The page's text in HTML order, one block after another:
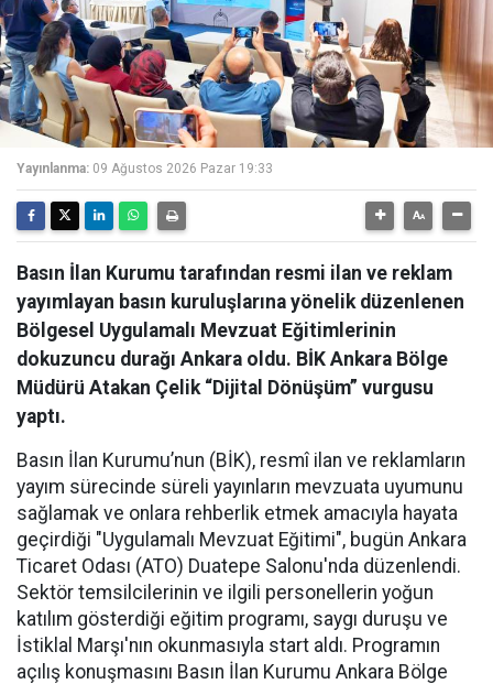
Yayınlanma: 09 Ağustos 2026 Pazar 19:33
Basın İlan Kurumu tarafından resmi ilan ve reklam
yayımlayan basın kuruluşlarına yönelik düzenlenen
Bölgesel Uygulamalı Mevzuat Eğitimlerinin
dokuzuncu durağı Ankara oldu. BİK Ankara Bölge
Müdürü Atakan Çelik “Dijital Dönüşüm” vurgusu
yaptı.
Basın İlan Kurumu’nun (BİK), resmî ilan ve reklamların
yayım sürecinde süreli yayınların mevzuata uyumunu
sağlamak ve onlara rehberlik etmek amacıyla hayata
geçirdiği "Uygulamalı Mevzuat Eğitimi", bugün Ankara
Ticaret Odası (ATO) Duatepe Salonu'nda düzenlendi.
Sektör temsilcilerinin ve ilgili personellerin yoğun
katılım gösterdiği eğitim programı, saygı duruşu ve
İstiklal Marşı'nın okunmasıyla start aldı. Programın
açılış konuşmasını Basın İlan Kurumu Ankara Bölge